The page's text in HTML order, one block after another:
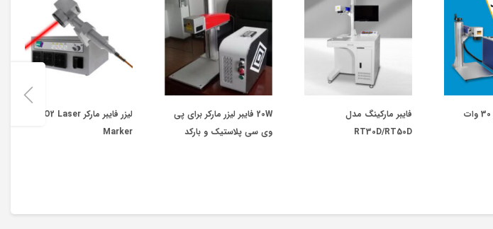
فایبر مارکینگ مدل
RT30D/RT50D
20W فایبر لیزر مارکر برای پی
وی سی پلاستیک و بارکد
لیزر فایبر مارکر CO2 Laser
Marker